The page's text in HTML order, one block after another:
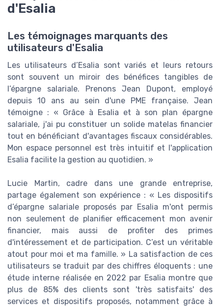
d'Esalia
Les témoignages marquants des
utilisateurs d'Esalia
Les utilisateurs d’Esalia sont variés et leurs retours
sont souvent un miroir des bénéfices tangibles de
l’épargne salariale. Prenons Jean Dupont, employé
depuis 10 ans au sein d'une PME française. Jean
témoigne : « Grâce à Esalia et à son plan épargne
salariale, j'ai pu constituer un solide matelas financier
tout en bénéficiant d'avantages fiscaux considérables.
Mon espace personnel est très intuitif et l'application
Esalia facilite la gestion au quotidien. »
Lucie Martin, cadre dans une grande entreprise,
partage également son expérience : « Les dispositifs
d’épargne salariale proposés par Esalia m'ont permis
non seulement de planifier efficacement mon avenir
financier, mais aussi de profiter des primes
d'intéressement et de participation. C’est un véritable
atout pour moi et ma famille. » La satisfaction de ces
utilisateurs se traduit par des chiffres éloquents : une
étude interne réalisée en 2022 par Esalia montre que
plus de 85% des clients sont 'très satisfaits' des
services et dispositifs proposés, notamment grâce à